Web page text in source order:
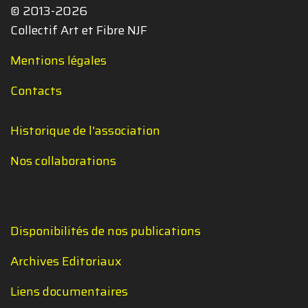
© 2013-2026
Collectif Art et Fibre NJF
Mentions légales
Contacts
Historique de l'association
Nos collaborations
Disponibilités de nos publications
Archives Editoriaux
Liens documentaires